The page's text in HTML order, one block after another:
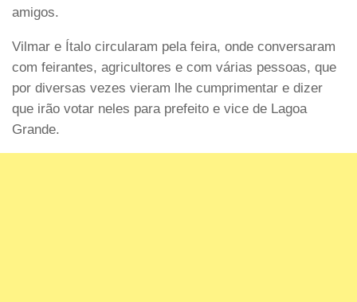
amigos.
Vilmar e Ítalo circularam pela feira, onde conversaram
com feirantes, agricultores e com várias pessoas, que
por diversas vezes vieram lhe cumprimentar e dizer
que irão votar neles para prefeito e vice de Lagoa
Grande.